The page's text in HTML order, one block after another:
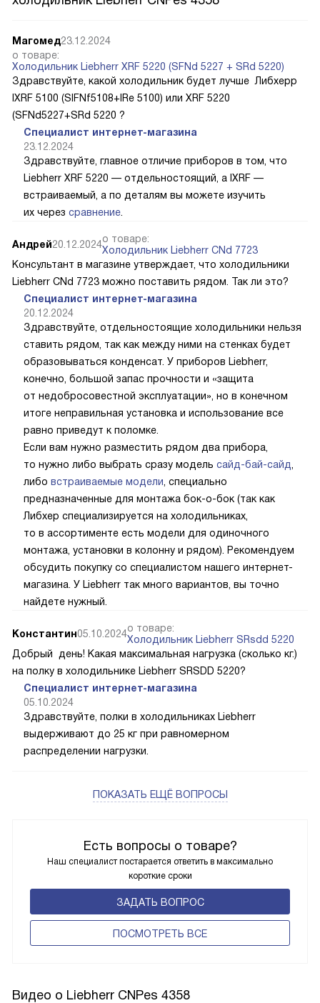
Есть вопросы о товаре?
Наш специалист постарается ответить в максимально
короткие сроки
ЗАДАТЬ ВОПРОС
ПОCМОТРЕТЬ ВСЕ
Магомед23.12.2024
о товаре:
Холодильник Liebherr XRF 5220 (SFNd 5227 + SRd 5220)
Здравствуйте, какой холодильник будет лучше Либхерр
IXRF 5100 (SIFNf5108+IRe 5100) или XRF 5220
(SFNd5227+SRd 5220 ?
Специалист интернет-магазина
23.12.2024
Здравствуйте, главное отличие приборов в том, что
Liebherr XRF 5220 — отдельностоящий, а IXRF —
встраиваемый, а по деталям вы можете изучить
их через сравнение
Андрей20.12.2024о товаре:
Холодильник Liebherr CNd 7723
Консультант в магазине утверждает, что холодильники
Liebherr CNd 7723 можно поставить рядом. Так ли это?
Специалист интернет-магазина
20.12.2024
Здравствуйте, отдельностоящие холодильники нельзя
ставить рядом, так как между ними на стенках будет
образовываться конденсат. У приборов Liebherr,
конечно, большой запас прочности и «защита
от недобросовестной эксплуатации», но в конечном
итоге неправильная установка и использование все
равно приведут к поломке.
Если вам нужно разместить рядом два прибора,
то нужно либо выбрать сразу модель сайд-бай-сайд
либо встраиваемые модели , специально
предназначенные для монтажа бок-о-бок (так как
Либхер специализируется на холодильниках,
то в ассортименте есть модели для одиночного
монтажа, установки в колонну и рядом). Рекомендуем
обсудить покупку со специалистом нашего интернет-
магазина. У Liebherr так много вариантов, вы точно
найдете нужный.
Константин05.10.2024о товаре:
Холодильник Liebherr SRsdd 5220
Добрый день! Какая максимальная нагрузка (сколько кг.)
на полку в холодильнике Liebherr SRSDD 5220?
Специалист интернет-магазина
05.10.2024
Здравствуйте, полки в холодильниках Liebherr
выдерживают до 25 кг при равномерном
распределении нагрузки.
ПОКАЗАТЬ ЕЩЁ ВОПРОСЫ
Видео о Liebherr CNPes 4358